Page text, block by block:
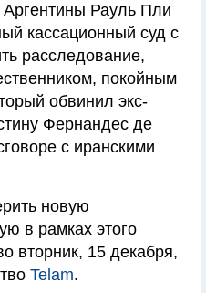
Рауль Пли
кассационный суд с
расследование,
покойным
обвинил экс-
Фернандес де
с иранскими
новую
в рамках этого
вторник, 15 декабря,
Telam.